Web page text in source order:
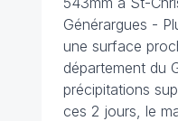
Générargues -
une surface
département du
précipitations
ces 2 jours, le